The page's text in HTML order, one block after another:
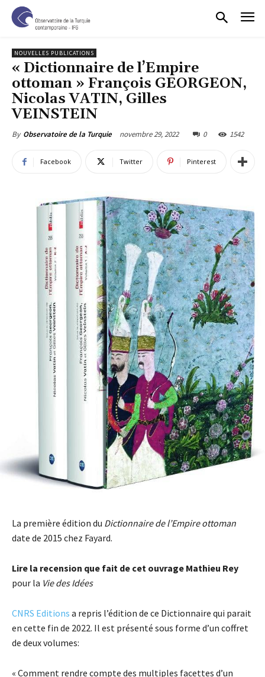
NOUVELLES PUBLICATIONS
« Dictionnaire de l’Empire
ottoman » François GEORGEON,
Nicolas VATIN, Gilles
VEINSTEIN
By Observatoire de la Turquie novembre 29, 2022 0 1542
Facebook Twitter Pinterest
La première édition du Dictionnaire de l’Empire ottoman
date de 2015 chez Fayard.
Lire la recension que fait de cet ouvrage Mathieu Rey
pour la Vie des Idées
CNRS Editions a repris l’édition de ce Dictionnaire qui parait
en cette fin de 2022. Il est présenté sous forme d’un coffret
de deux volumes:
« Comment rendre compte des multiples facettes d’un